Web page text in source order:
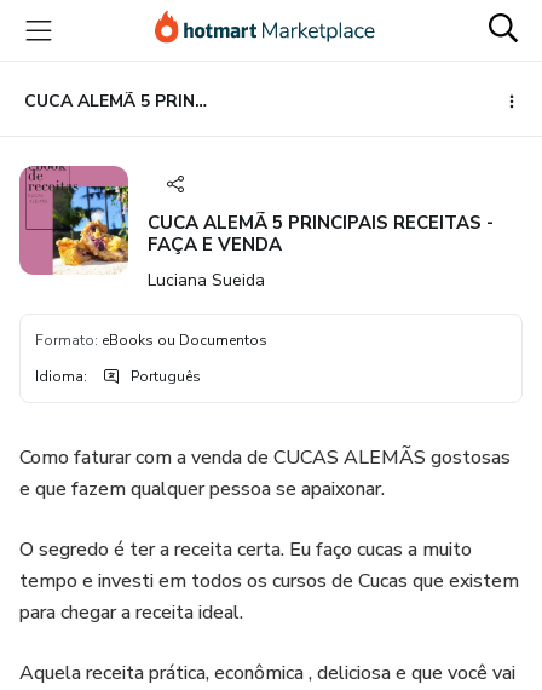
para
conteúdo
principal
para
pagamento
para
rodapé
CUCA ALEMÃ 5 PRINCIPAIS RECEITAS - FAÇA E VENDA
CUCA ALEMÃ 5 PRINCIPAIS RECEITAS -
FAÇA E VENDA
Luciana Sueida
Formato: eBooks ou Documentos
Idioma: Português
Como faturar com a venda de CUCAS ALEMÃS gostosas
e que fazem qualquer pessoa se apaixonar.
O segredo é ter a receita certa. Eu faço cucas a muito
tempo e investi em todos os cursos de Cucas que existem
para chegar a receita ideal.
Aquela receita prática, econômica , deliciosa e que você vai